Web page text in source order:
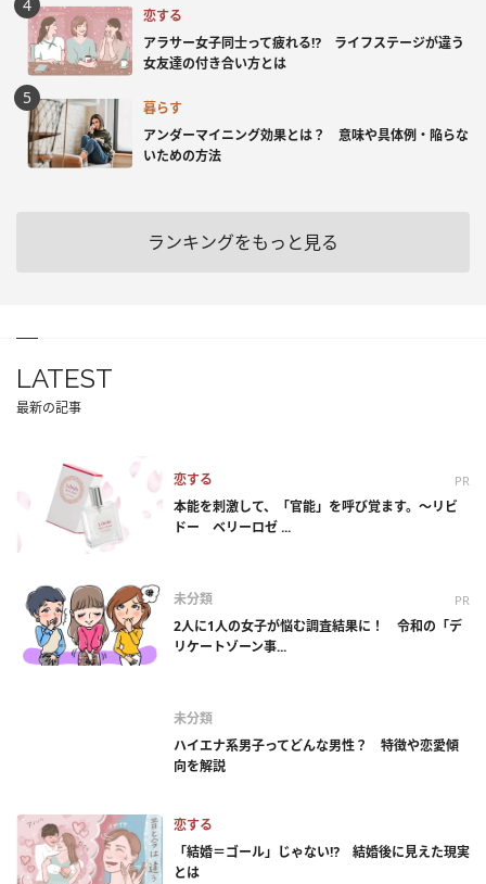
恋する
アラサー女子同士って疲れる⁉ ライフステージが違う
女友達の付き合い方とは
暮らす
アンダーマイニング効果とは？ 意味や具体例・陥らな
いための方法
ランキングをもっと見る
LATEST
最新の記事
恋する PR
本能を刺激して、「官能」を呼び覚ます。～リビ
ドー ベリーロゼ ...
未分類 PR
2人に1人の女子が悩む調査結果に！ 令和の「デ
リケートゾーン事...
未分類
ハイエナ系男子ってどんな男性？ 特徴や恋愛傾
向を解説
恋する
「結婚＝ゴール」じゃない⁉ 結婚後に見えた現実
とは